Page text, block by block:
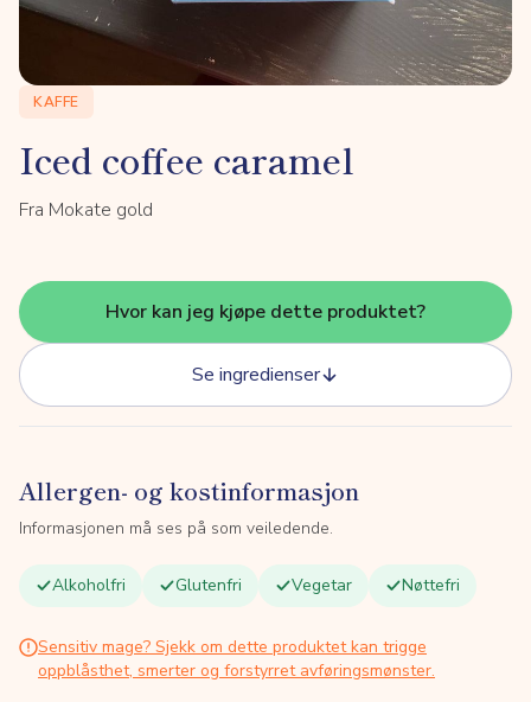
KAFFE
Iced coffee caramel
Fra Mokate gold
Hvor kan jeg kjøpe dette produktet?
Se ingredienser
Allergen- og kostinformasjon
Informasjonen må ses på som veiledende.
Alkoholfri Glutenfri Vegetar Nøttefri
Sensitiv mage? Sjekk om dette produktet kan trigge
oppblåsthet, smerter og forstyrret avføringsmønster.